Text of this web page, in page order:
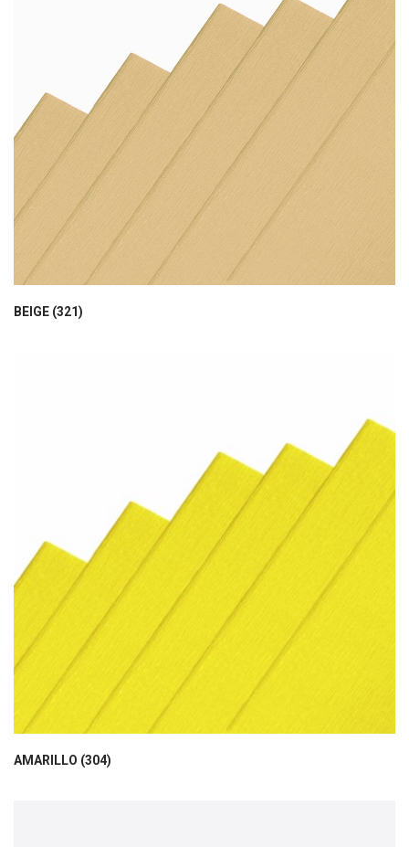
BEIGE (321)
AMARILLO (304)